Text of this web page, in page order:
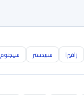
زافيرا سبيدستر سيجنوم